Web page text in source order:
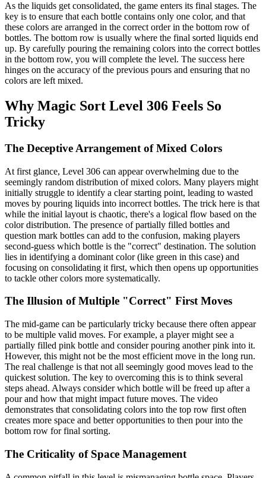
As the liquids get consolidated, the game enters its final stages. The
key is to ensure that each bottle contains only one color, and that
these colors are arranged in the correct order in the bottom row of
bottles. The bottom row is usually where the final sorted liquids end
up. By carefully pouring the remaining colors into the correct bottles
in the bottom row, you will complete the level. The success here
hinges on the accuracy of the previous pours and ensuring that no
colors are left mixed.
Why Magic Sort Level 306 Feels So
Tricky
The Deceptive Arrangement of Mixed Colors
At first glance, Level 306 can appear overwhelming due to the
seemingly random distribution of mixed colors. Many players might
initially struggle to identify a clear starting point, leading to wasted
moves by pouring liquids into incorrect bottles. The trick here is that
while the initial layout is chaotic, there's a logical flow based on the
color distribution. The presence of partially filled bottles and
question mark bottles can add to the confusion, making players
second-guess which bottle is the "correct" destination. The solution
lies in identifying a dominant color (like green in this case) and
focusing on consolidating it first, which then opens up opportunities
to tackle other colors more systematically.
The Illusion of Multiple "Correct" First Moves
The mid-game can be particularly tricky because there often appear
to be multiple valid moves. For example, a player might see a
partially filled pink bottle and consider pouring another pink into it.
However, this might not be the most efficient move in the long run.
The real challenge is that not all seemingly good moves lead to the
quickest solution. The key to overcoming this is to think several
steps ahead. Always consider which bottle will be freed up after a
pour and how that might impact future moves. The video
demonstrates that consolidating colors into the top row first often
creates more space and better opportunities to then pour into the
bottom row for final sorting.
The Criticality of Space Management